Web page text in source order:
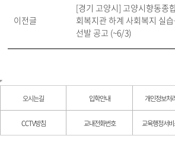
이전글
[경기 고양시] 고양시향동종
회복지관 하계 사회복지 실
선발 공고 (~6/3)
오시는길 입학안내 개인정보처
CCTV방침 교내전화번호 교육행정서